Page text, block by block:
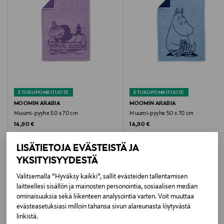
LISÄTIETOJA EVÄSTEISTÄ JA
YKSITYISYYDESTÄ
Valitsemalla “Hyväksy kaikki”, sallit evästeiden tallentamisen
laitteellesi sisällön ja mainosten personointia, sosiaalisen median
ominaisuuksia sekä liikenteen analysointia varten. Voit muuttaa
evästeasetuksiasi milloin tahansa sivun alareunasta löytyvästä
linkistä.
Hoito-ohjeet
Kokotiedot
Väri
PURPLE
70 x 140 cm
Valmistusmaa
Turkki
ETUKUPONKITUOTE
MOOMIN ARABIA
Muumi-pyyhe 50 x 70 cm
Original Price
14,90 €
ETUKUPONKITUOTE
MOOMIN ARABIA
Muumi-pyyhe 50 x 70 cm
Original Price
14,90 €
LISÄÄ KIINNOSTAVIA
TUOTTEITA